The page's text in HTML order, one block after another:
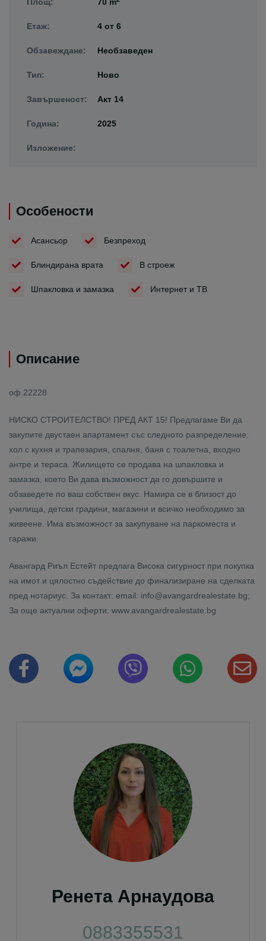
Етаж: 4 от 6
Обзавеждане: Необзаведен
Тип: Ново
Завършеност: Акт 14
Година: 2025
Изложение:
Особености
Асансьор Безпреход
Блиндирана врата В строеж
Шпакловка и замазка Интернет и ТВ
Описание
оф.22228
НИСКО СТРОИТЕЛСТВО! ПРЕД АКТ 15! Предлагаме Ви да
закупите двустаен апартамент със следното разпределение:
хол с кухня и трапезария, спалня, баня с тоалетна, входно
антре и тераса. Жилището се продава на шпакловка и
замазка, което Ви дава възможност да го довършите и
обзаведете по ваш собствен вкус. Намира се в близост до
училища, детски градини, магазини и всичко необходимо за
живеене. Има възможност за закупуване на паркоместа и
гаражи.
Авангард Риъл Естейт предлага Висока сигурност при покупка
на имот и цялостно съдействие до финализиране на сделката
пред нотариус. За контакт: email: info@avangardrealestate.bg;
За още актуални оферти: www.avangardrealestate.bg
Ренета Арнаудова
0883355531